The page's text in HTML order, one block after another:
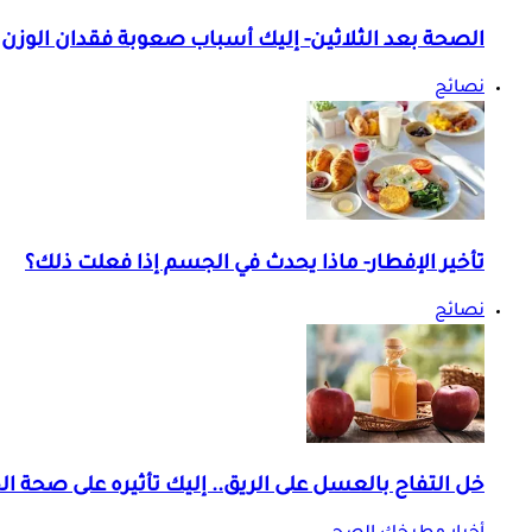
الصحة بعد الثلاثين- إليك أسباب صعوبة فقدان الوزن
نصائح
تأخير الإفطار- ماذا يحدث في الجسم إذا فعلت ذلك؟
نصائح
خل التفاح بالعسل على الريق.. إليك تأثيره على صحة